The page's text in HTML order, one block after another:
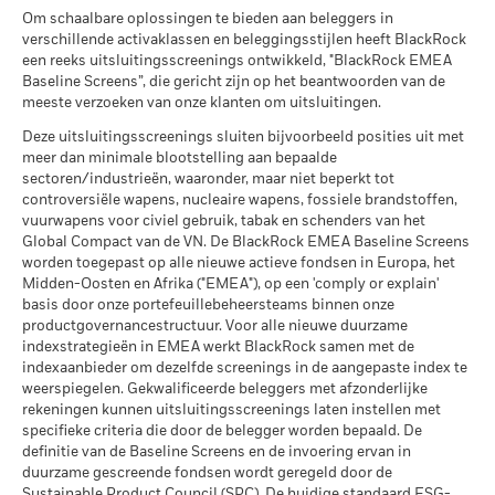
Het rendement is weergegeven na aftrek van de lopende
kosten. Instap-/uitstapvergoedingen worden niet in
aanmerking genomen bij de berekening.
De getoonde cijfers hebben betrekking op de prestaties in het
betrouwbare indicator voor toekomstige resultaten. Markten
kunnen zich in de toekomst heel anders ontwikkelen. Het kan
u helpen om te beoordelen hoe het fonds in het verleden
werd beheerd
De prestaties worden weergegeven op basis van de netto-
inventariswaarde (NIW), waarbij de bruto-inkomsten, indien
van toepassing, worden herbelegd. Het rendement van uw
belegging kan stijgen of dalen als gevolg van
valutaschommelingen als uw belegging wordt gedaan in een
andere valuta dan die gebruikt in de berekening van de
prestaties in het verleden. Bron: Blackrock
Gematigd
Wat u kunt terugkrijgen na aftrek van
Gemiddeld rendement per jaar
Gunstig
Wat u kunt terugkrijgen na aftrek van
Het stressscenario laat zien wat u zou kunnen terugkrijgen in
extreme marktomstandigheden.
Wereldwijde classificatie van
fondsen door Lipper
per 17/jul/2026
Equity China
MSCI Gewogen Gemiddelde
Koolstofintensiteit (ton CO2-
per 17/jul/2026
242,42
MSCI ESG % Dekking
per 17/jul/2026
MSCI ESG-kwaliteitsscore –
Percentiel peer
per 17/jul/2026
Fondsen in peergroup
per 17/jul/2026
MSCI Gewogen Gemiddelde
Koolstofintensiteit % Dekking
per 17/jul/2026
73,02
Alle data komen van MSCI ESG Fund Ratings per
17/jul/2026, op basis van posities per 31/mrt/2026. De
per 30/jun/2026
MSCI – Overtreders van
Global Compact van de VN
per 30/jun/2026
0,00%
MSCI – Ketelkool
per 30/jun/2026
0,00%
MSCI – Oliezand
per 30/jun/2026
Betrokkenheid van
bedrijfsleven Dekking
per 30/jun/2026
Percentage niet-gedekt
Fonds
per 30/jun/2026
9,63%
De blootstellingen van BlackRock inzake betrokkenheid van
het bedrijfsleven, zoals hierboven weergegeven voor
Om schaalbare oplossingen te bieden aan beleggers in
verschillende activaklassen en beleggingsstijlen heeft BlackRock
een reeks uitsluitingsscreenings ontwikkeld, "BlackRock EMEA
Baseline Screens”, die gericht zijn op het beantwoorden van de
meeste verzoeken van onze klanten om uitsluitingen.
Deze uitsluitingsscreenings sluiten bijvoorbeeld posities uit met
meer dan minimale blootstelling aan bepaalde
sectoren/industrieën, waaronder, maar niet beperkt tot
controversiële wapens, nucleaire wapens, fossiele brandstoffen,
vuurwapens voor civiel gebruik, tabak en schenders van het
Global Compact van de VN. De BlackRock EMEA Baseline Screens
worden toegepast op alle nieuwe actieve fondsen in Europa, het
Midden-Oosten en Afrika ("EMEA"), op een 'comply or explain'
basis door onze portefeuillebeheersteams binnen onze
productgovernancestructuur. Voor alle nieuwe duurzame
indexstrategieën in EMEA werkt BlackRock samen met de
indexaanbieder om dezelfde screenings in de aangepaste index te
weerspiegelen. Gekwalificeerde beleggers met afzonderlijke
rekeningen kunnen uitsluitingsscreenings laten instellen met
specifieke criteria die door de belegger worden bepaald. De
definitie van de Baseline Screens en de invoering ervan in
duurzame gescreende fondsen wordt geregeld door de